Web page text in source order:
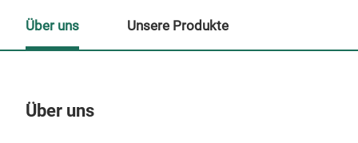
Über uns
Über uns Unsere Produkte